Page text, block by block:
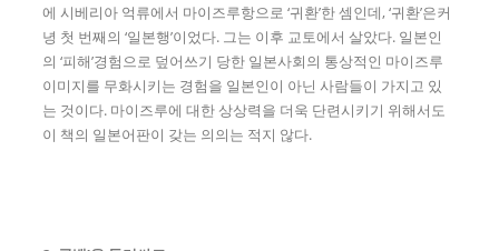
에 시베리아 억류에서 마이즈루항으로 ‘귀환’한 셈인데, ‘귀환’은커
녕 첫 번째의 ‘일본행’이었다. 그는 이후 교토에서 살았다. 일본인
의 ‘피해’경험으로 덮어쓰기 당한 일본사회의 통상적인 마이즈루
이미지를 무화시키는 경험을 일본인이 아닌 사람들이 가지고 있
는 것이다. 마이즈루에 대한 상상력을 더욱 단련시키기 위해서도
이 책의 일본어판이 갖는 의의는 적지 않다.